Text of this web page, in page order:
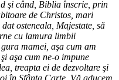
şi când, Biblia înscrie, prin
de Christos, mari
osteneala, Majestate, să
cu lamura limbii
mamei, aşa cum am
aşa cum ne-o impune
treapta ei de dezvoltare şi